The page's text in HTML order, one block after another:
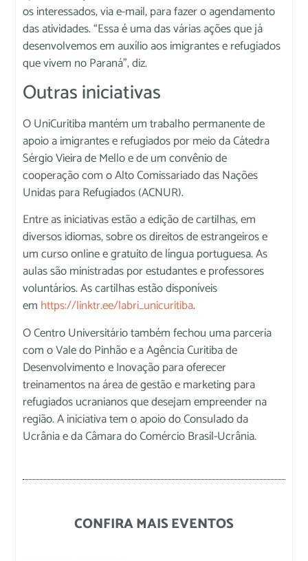
os interessados, via e-mail, para fazer o agendamento
das atividades. “Essa é uma das várias ações que já
desenvolvemos em auxílio aos imigrantes e refugiados
que vivem no Paraná”, diz.
Outras iniciativas
O UniCuritiba mantém um trabalho permanente de
apoio a imigrantes e refugiados por meio da Cátedra
Sérgio Vieira de Mello e de um convênio de
cooperação com o Alto Comissariado das Nações
Unidas para Refugiados (ACNUR).
Entre as iniciativas estão a edição de cartilhas, em
diversos idiomas, sobre os direitos de estrangeiros e
um curso online e gratuito de língua portuguesa. As
aulas são ministradas por estudantes e professores
voluntários. As cartilhas estão disponíveis
em https://linktr.ee/labri_unicuritiba.
O Centro Universitário também fechou uma parceria
com o Vale do Pinhão e a Agência Curitiba de
Desenvolvimento e Inovação para oferecer
treinamentos na área de gestão e marketing para
refugiados ucranianos que desejam empreender na
região. A iniciativa tem o apoio do Consulado da
Ucrânia e da Câmara do Comércio Brasil-Ucrânia.
CONFIRA MAIS EVENTOS